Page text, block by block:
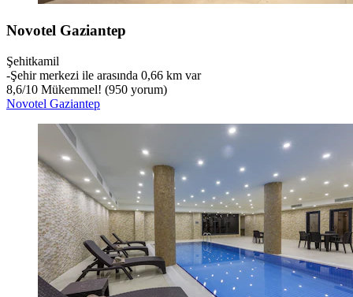
Novotel Gaziantep
Şehitkamil
‐Şehir merkezi ile arasında 0,66 km var
8,6/10 Mükemmel! (950 yorum)
Novotel Gaziantep